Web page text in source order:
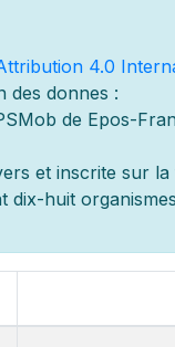
4.0
des donnes :
de Epos-
et inscrite sur
dix-huit